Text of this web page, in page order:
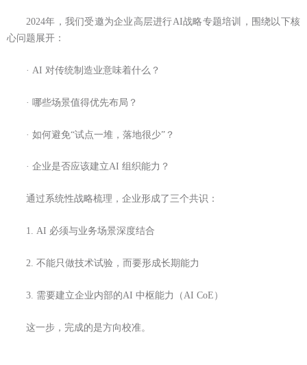
2024年，我们受邀为企业高层进行AI战略专题培训，围绕以下核
心问题展开：
· AI 对传统制造业意味着什么？
· 哪些场景值得优先布局？
· 如何避免“试点一堆，落地很少”？
· 企业是否应该建立AI 组织能力？
通过系统性战略梳理，企业形成了三个共识：
1. AI 必须与业务场景深度结合
2. 不能只做技术试验，而要形成长期能力
3. 需要建立企业内部的AI 中枢能力（AI CoE）
这一步，完成的是方向校准。